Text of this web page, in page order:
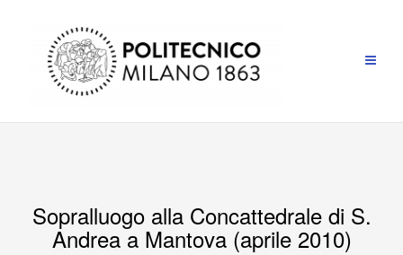
contenuto
Sopralluogo alla Concattedrale di S.
Andrea a Mantova (aprile 2010)